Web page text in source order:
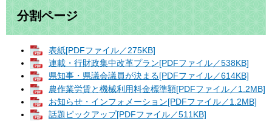
分割ページ
表紙[PDFファイル／275KB]
連載・行財政集中改革プラン[PDFファイル／538KB]
県知事・県議会議員が決まる[PDFファイル／614KB]
農作業労賃と機械利用料金標準額[PDFファイル／1.2MB]
お知らせ・インフォメーション[PDFファイル／1.2MB]
話題ピックアップ[PDFファイル／511KB]